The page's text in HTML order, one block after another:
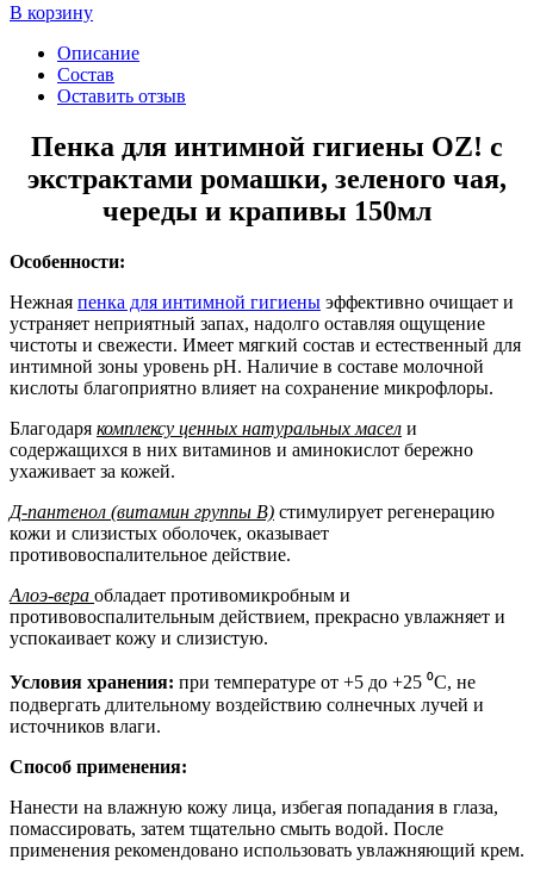
В корзину
Описание
Состав
Оставить отзыв
Пенка для интимной гигиены OZ! с
экстрактами ромашки, зеленого чая,
череды и крапивы 150мл
Особенности:
Нежная пенка для интимной гигиены эффективно очищает и
устраняет неприятный запах, надолго оставляя ощущение
чистоты и свежести. Имеет мягкий состав и естественный для
интимной зоны уровень рН. Наличие в составе молочной
кислоты благоприятно влияет на сохранение микрофлоры.
Благодаря комплексу ценных натуральных масел и
содержащихся в них витаминов и аминокислот бережно
ухаживает за кожей.
Д-пантенол (витамин группы В) стимулирует регенерацию
кожи и слизистых оболочек, оказывает
противовоспалительное действие.
Алоэ-вера обладает противомикробным и
противовоспалительным действием, прекрасно увлажняет и
успокаивает кожу и слизистую.
Условия хранения: при температуре от +5 до +25 ⁰С, не
подвергать длительному воздействию солнечных лучей и
источников влаги.
Способ применения:
Нанести на влажную кожу лица, избегая попадания в глаза,
помассировать, затем тщательно смыть водой. После
применения рекомендовано использовать увлажняющий крем.